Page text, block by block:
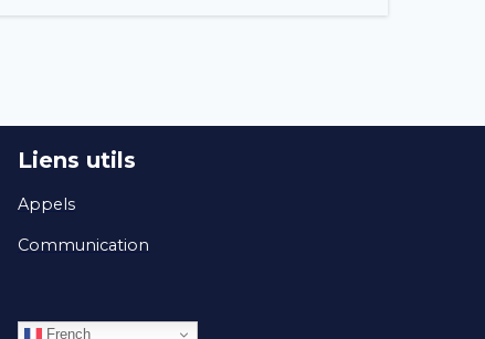
Liens utils
Appels
Communication
French